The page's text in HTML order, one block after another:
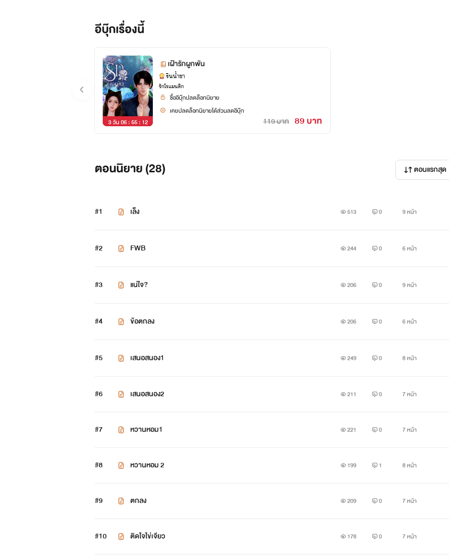
อีบุ๊กเรื่องนี้
3 วัน 06 : 55 : 11
เฝ้ารักผูกพัน
รินน้ำชา
รักโรแมนติก
ซื้ออีบุ๊กปลดล็อกนิยาย
เคยปลดล็อกนิยายได้ส่วนลดอีบุ๊ก
119 บาท 89 บาท
ตอนนิยาย (28) ตอนแรกสุด
#1 เล็ง 513 0 9 หน้า
#2 FWB 244 0 6 หน้า
#3 แน่ใจ? 206 0 9 หน้า
#4 ข้อตกลง 206 0 6 หน้า
#5 เสนอสนอง1 249 0 8 หน้า
#6 เสนอสนอง2 211 0 7 หน้า
#7 หวานหอม1 221 0 7 หน้า
#8 หวานหอม 2 199 1 8 หน้า
#9 ตกลง 209 0 7 หน้า
#10 ติดใจไข่เจียว 178 0 7 หน้า